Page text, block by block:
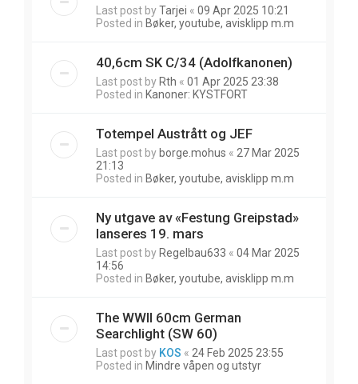
Last post byTarjei « 09 Apr 2025 10:21
Posted in Bøker, youtube, avisklipp m.m
40,6cm SK C/34 (Adolfkanonen)
Last post by Rth « 01 Apr 2025 23:38
Posted in Kanoner: KYSTFORT
Totempel Austrått og JEF
Last post by borge.mohus « 27 Mar 2025
21:13
Posted in Bøker, youtube, avisklipp m.m
Ny utgave av «Festung Greipstad»
lanseres 19. mars
Last post by Regelbau633 « 04 Mar 2025
14:56
Posted in Bøker, youtube, avisklipp m.m
The WWII 60cm German
Searchlight (SW 60)
Last post by KOS « 24 Feb 2025 23:55
Posted in Mindre våpen og utstyr